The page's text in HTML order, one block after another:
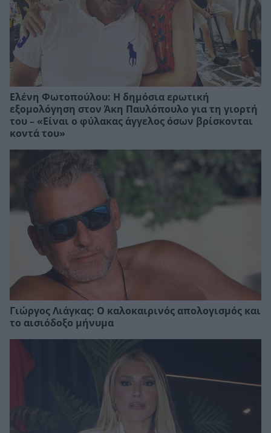
Ελένη Φωτοπούλου: Η δημόσια ερωτική
εξομολόγηση στον Άκη Παυλόπουλο για τη γιορτή
του – «Είναι ο φύλακας άγγελος όσων βρίσκονται
κοντά του»
Γιώργος Λιάγκας: Ο καλοκαιρινός απολογισμός και
το αισιόδοξο μήνυμα